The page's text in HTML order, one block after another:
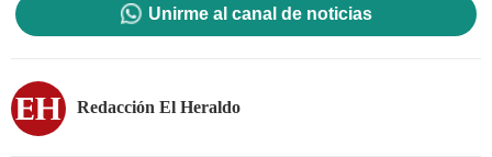
Unirme al canal de noticias
Redacción El Heraldo